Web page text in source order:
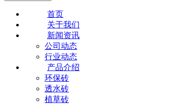
首页
关于我们
新闻资讯
公司动态
行业动态
产品介绍
环保砖
透水砖
植草砖